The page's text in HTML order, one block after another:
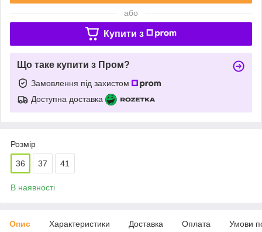
або
Купити з
Що таке купити з Пром?
Замовлення під захистом
Доступна доставка
Розмір
36 37 41
В наявності
Опис Характеристики Доставка Оплата Умови